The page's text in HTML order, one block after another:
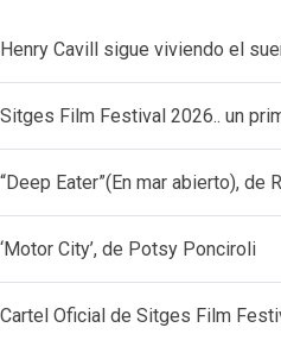
Henry Cavill sigue viviendo el
Sitges Film Festival 2026.. un
“Deep Eater”(En mar abierto), de
‘Motor City’, de Potsy Ponciroli
Cartel Oficial de Sitges Film